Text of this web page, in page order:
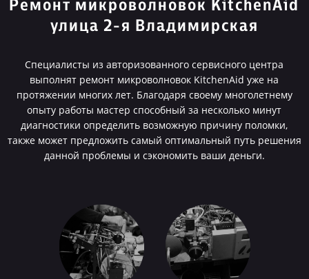
Ремонт микроволновок KitchenAid
улица 2-я Владимирская
Специалисты из авторизованного сервисного центра
выполнят ремонт микроволновок KitchenAid уже на
протяжении многих лет. Благодаря своему многолетнему
опыту работы мастер способный за несколько минут
диагностики определить возможную причину поломки,
также может предложить самый оптимальный путь решения
данной проблемы и сэкономить ваши деньги.